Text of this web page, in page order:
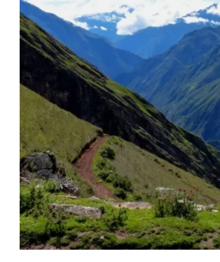
Contactanos